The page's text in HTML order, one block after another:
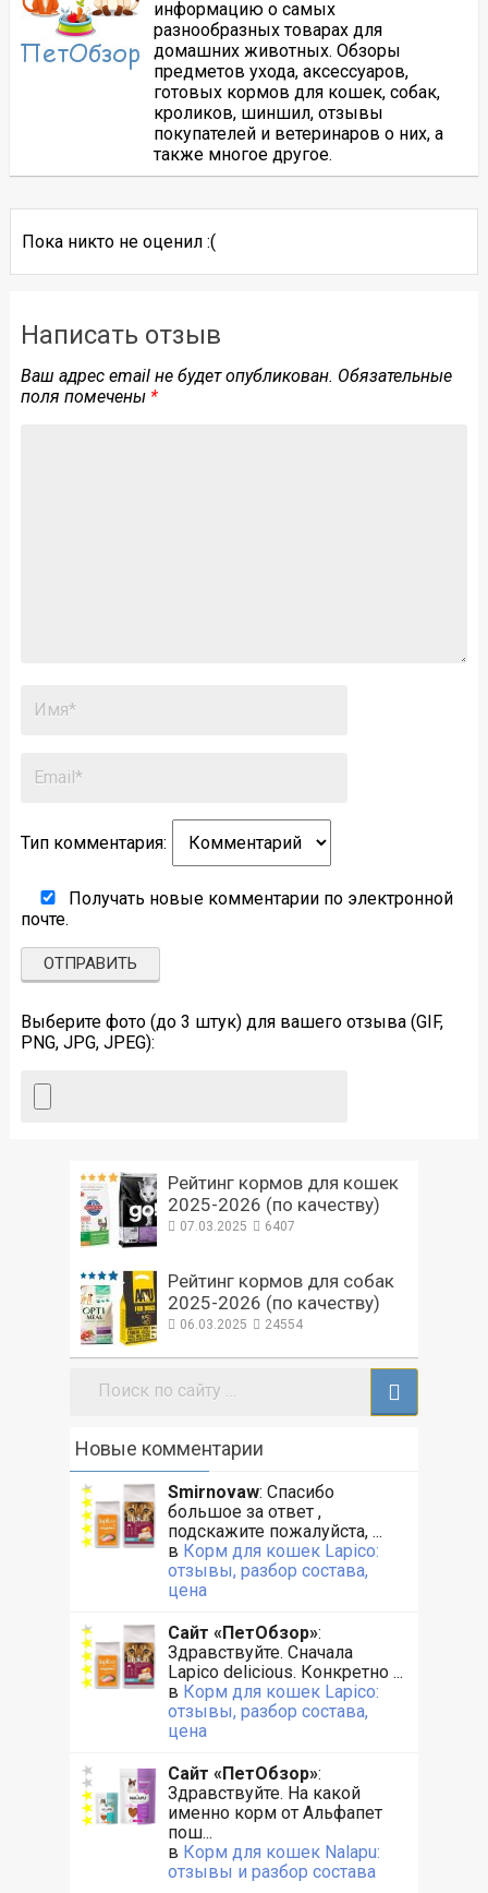
информацию о самых
разнообразных товарах для
домашних животных. Обзоры
предметов ухода, аксессуаров,
готовых кормов для кошек, собак,
кроликов, шиншил, отзывы
покупателей и ветеринаров о них, а
также многое другое.
Пока никто не оценил :(
Написать отзыв
Ваш адрес email не будет опубликован. Обязательные
поля помечены *
Тип комментария:
Получать новые комментарии по электронной
почте.
Выберите фото (до 3 штук) для вашего отзыва (GIF,
PNG, JPG, JPEG):
Рейтинг кормов для кошек
2025-2026 (по качеству)
07.03.2025 6407
Рейтинг кормов для собак
2025-2026 (по качеству)
06.03.2025 24554
Поиск:
Новые комментарии
Smirnovaw: Спасибо
большое за ответ ,
подскажите пожалуйста, ...
в Корм для кошек Lapico:
отзывы, разбор состава,
цена
Сайт «ПетОбзор»:
Здравствуйте. Сначала
Lapico delicious. Конкретно ...
в Корм для кошек Lapico:
отзывы, разбор состава,
цена
Сайт «ПетОбзор»:
Здравствуйте. На какой
именно корм от Альфапет
пош...
в Корм для кошек Nalapu:
отзывы и разбор состава